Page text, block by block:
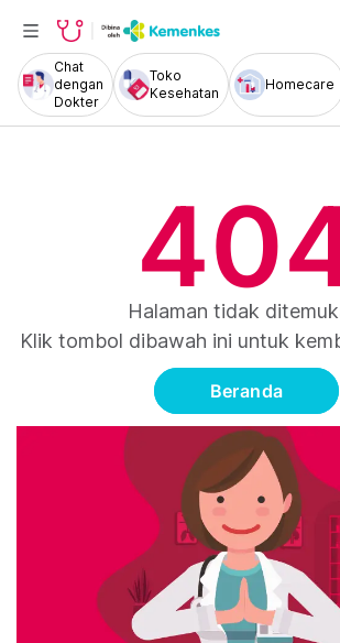
Chat
dengan
Dokter
Toko
Kesehatan
Homecare
Halaman tidak
Klik tombol dibawah ini untuk
Beranda